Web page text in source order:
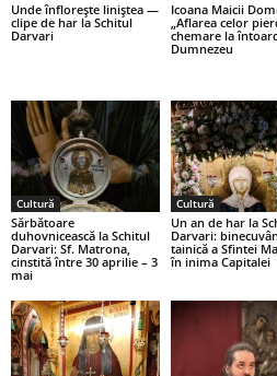
Unde înflorește liniștea —
clipe de har la Schitul
Darvari
Icoana Maicii
„Aflarea celor
chemare la
Dumnezeu
Cultură
Sărbătoare
duhovnicească la Schitul
Darvari: Sf. Matrona,
cinstită între 30 aprilie – 3
mai
Cultură
Un an de har la
Darvari:
tainică a Sfintei
în inima Capitalei